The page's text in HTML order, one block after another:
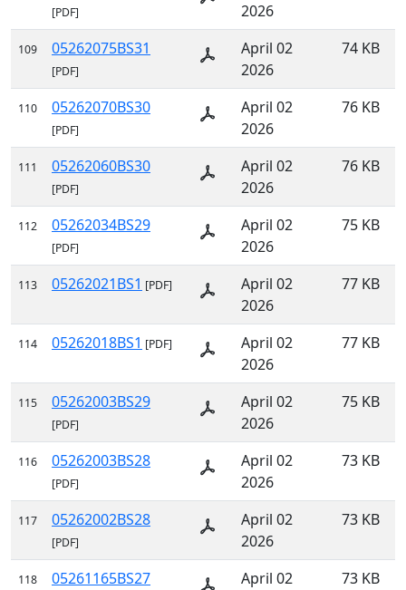
[PDF]
2026
109 05262075BS31
[PDF]
April 02
2026
74 KB
110 05262070BS30
[PDF]
April 02
2026
76 KB
111 05262060BS30
[PDF]
April 02
2026
76 KB
112 05262034BS29
[PDF]
April 02
2026
75 KB
113 05262021BS1 [PDF]
April 02
2026
77 KB
114 05262018BS1 [PDF]
April 02
2026
77 KB
115 05262003BS29
[PDF]
April 02
2026
75 KB
116 05262003BS28
[PDF]
April 02
2026
73 KB
117 05262002BS28
[PDF]
April 02
2026
73 KB
118 05261165BS27
April 02
73 KB